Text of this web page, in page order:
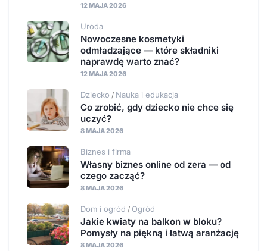
12 MAJA 2026
Uroda
Nowoczesne kosmetyki
odmładzające — które składniki
naprawdę warto znać?
12 MAJA 2026
Dziecko / Nauka i edukacja
Co zrobić, gdy dziecko nie chce się
uczyć?
8 MAJA 2026
Biznes i firma
Własny biznes online od zera — od
czego zacząć?
8 MAJA 2026
Dom i ogród / Ogród
Jakie kwiaty na balkon w bloku?
Pomysły na piękną i łatwą aranżację
8 MAJA 2026